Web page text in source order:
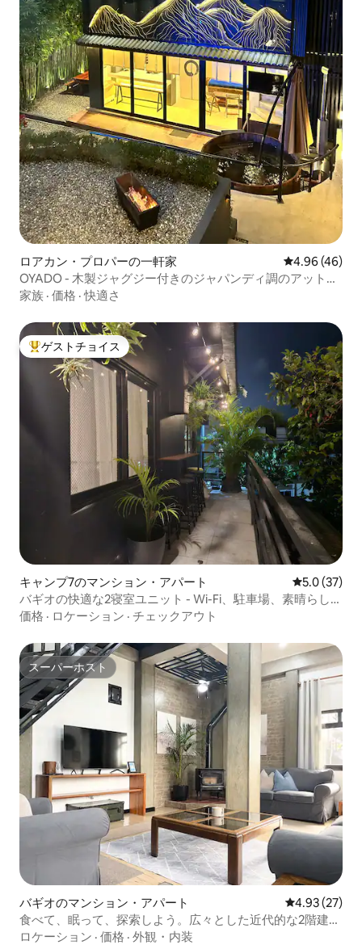
ロアカン・プロパーの一軒家 レビュー46
4.96 (46)
OYADO - 木製ジャグジー付きのジャパンディ調のアットホ
ームな隠れ家
家族 · 価格 ·快適さ
大好評のゲストチョイスです。
ゲストチョイス
キャンプ7のマンション・アパート レビュー37
5.0 (37)
バギオの快適な2寝室ユニット - Wi-Fi、駐車場、素晴らしい
ロケーション
価格 · ロケーション · チェックアウト
スーパーホスト
スーパーホスト
バギオのマンション・アパート レビュー27
4.93 (27)
食べて、眠って、探索しよう。広々とした近代的な2階建て
のスイート
ロケーション · 価格 · 外観・内装